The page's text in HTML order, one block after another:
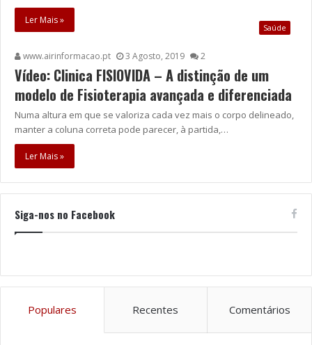
Ler Mais »
Saúde
www.airinformacao.pt 3 Agosto, 2019 2
Vídeo: Clinica FISIOVIDA – A distinção de um
modelo de Fisioterapia avançada e diferenciada
Numa altura em que se valoriza cada vez mais o corpo delineado,
manter a coluna correta pode parecer, à partida,…
Ler Mais »
Siga-nos no Facebook
Populares Recentes Comentários